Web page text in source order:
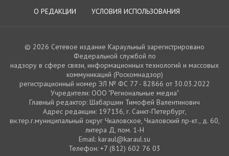
О РЕДАКЦИИ УСЛОВИЯ ИСПОЛЬЗОВАНИЯ
© 2026 Сетевое издание Караульный зарегистрировано
Федеральной службой по
надзору в сфере связи, информационных технологий и массовых
коммуникаций (Роскомнадзор)
регистрационный номер ЭЛ № ФС 77 - 82866 от 30.03.2022
Учредители: ООО "Региональные медиа"
Главный редактор: Шабаршин Тимофей Валентинович
Адрес редакции: 197136, г. Санкт-Петербург,
вн.тер.г.муниципальный округ Чкаловское, Чкаловский пр-кт., д. 60,
литера Д, пом. 1-Н
Email: karaul@karaul.su
Телефон: +7 (812) 602 76 03